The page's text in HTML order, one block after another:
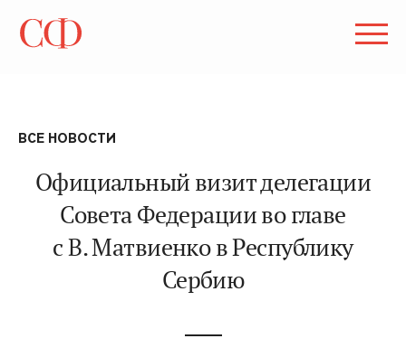
ВСЕ НОВОСТИ
Официальный визит делегации
Совета Федерации во главе
с В. Матвиенко в Республику
Сербию